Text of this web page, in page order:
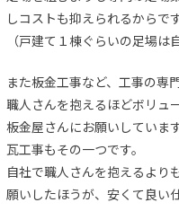
しコストも抑えられるからです
（戸建て１棟ぐらいの足場は
また板金工事など、工事の専
職人さんを抱えるほどボリュ
板金屋さんにお願いしています
瓦工事もその一つです。
自社で職人さんを抱えるより
願いしたほうが、安くて良い